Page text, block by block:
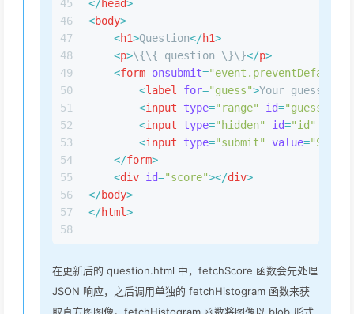
45
46
47
48
49
50
51
52
53
54
55
56
57
58
</head>
<body>
<h1>Question</h1>
<p>\{\{ question \}\}</p>
<form onsubmit=
<label for="guess">Your guess
<input type="range" id="guess"
<input type="hidden" id="id"
<input type="submit" value=
</form>
<div id="score"></div>
</body>
</html>
在更新后的 question.html 中，fetchScore 函数会先处理
JSON 响应，之后调用单独的 fetchHistogram 函数来获